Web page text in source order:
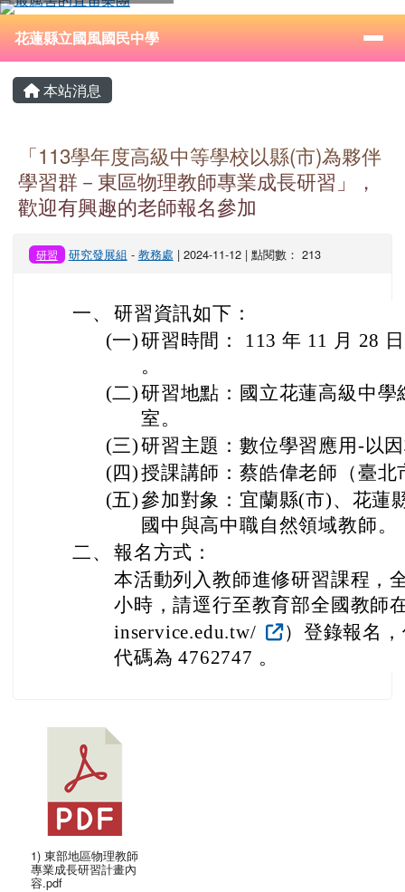
跳至主內容區
花蓮縣立國風國民中學
⏸
導覽列
花蓮縣立國風國民中學
主內容區域
本站消息
「113學年度高級中等學校以縣(市)為夥伴
學習群－東區物理教師專業成長研習」，
歡迎有興趣的老師報名參加
研習 研究發展組 - 教務處 | 2024-11-12 | 點閱數： 213
一、 研習資訊如下：
(一)研習時間： 113 年 11 月 28
。
(二)研習地點：國立花蓮高級中
室。
(三)研習主題：數位學習應用-以
(四)授課講師：蔡皓偉老師（臺
(五)參加對象：宜蘭縣(市)、花蓮
國中與高中職自然領域教師。
二、 報名方式：
本活動列入教師進修研習課程，
小時，請逕行至教育部全國教師
inservice.edu.tw/
）登錄報名
代碼為 4762747 。
1) 東部地區物理教師
專業成長研習計畫內
容.pdf
頁尾區域